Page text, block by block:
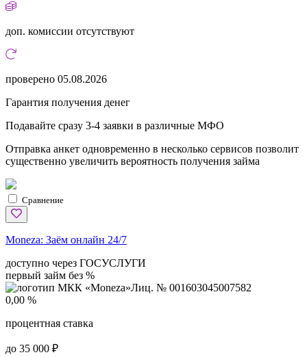
доп. комиссии отсутствуют
проверено 05.08.2026
Гарантия получения денег
Подавайте сразу 3-4 заявки в различные МФО
Отправка анкет одновременно в несколько сервисов позволит
существенно увеличить вероятность получения займа
Сравнение
Moneza: Заём онлайн 24/7
доступно через ГОСУСЛУГИ
первый займ без %
Лиц. № 001603045007582
0,00 %
процентная ставка
до 35 000 ₽